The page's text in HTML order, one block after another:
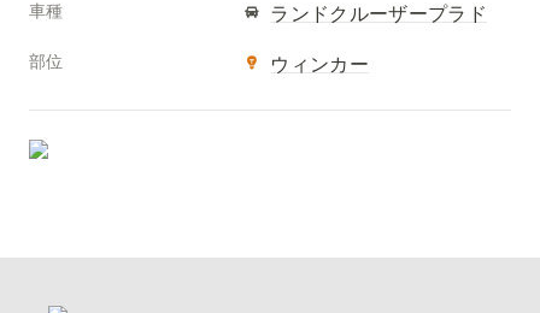
車種 ランドクルーザープラド
部位 ウィンカー